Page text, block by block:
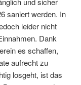
saniert werden. In
leider nicht
Dank
es schaffen,
aufrecht zu
losgeht, ist das